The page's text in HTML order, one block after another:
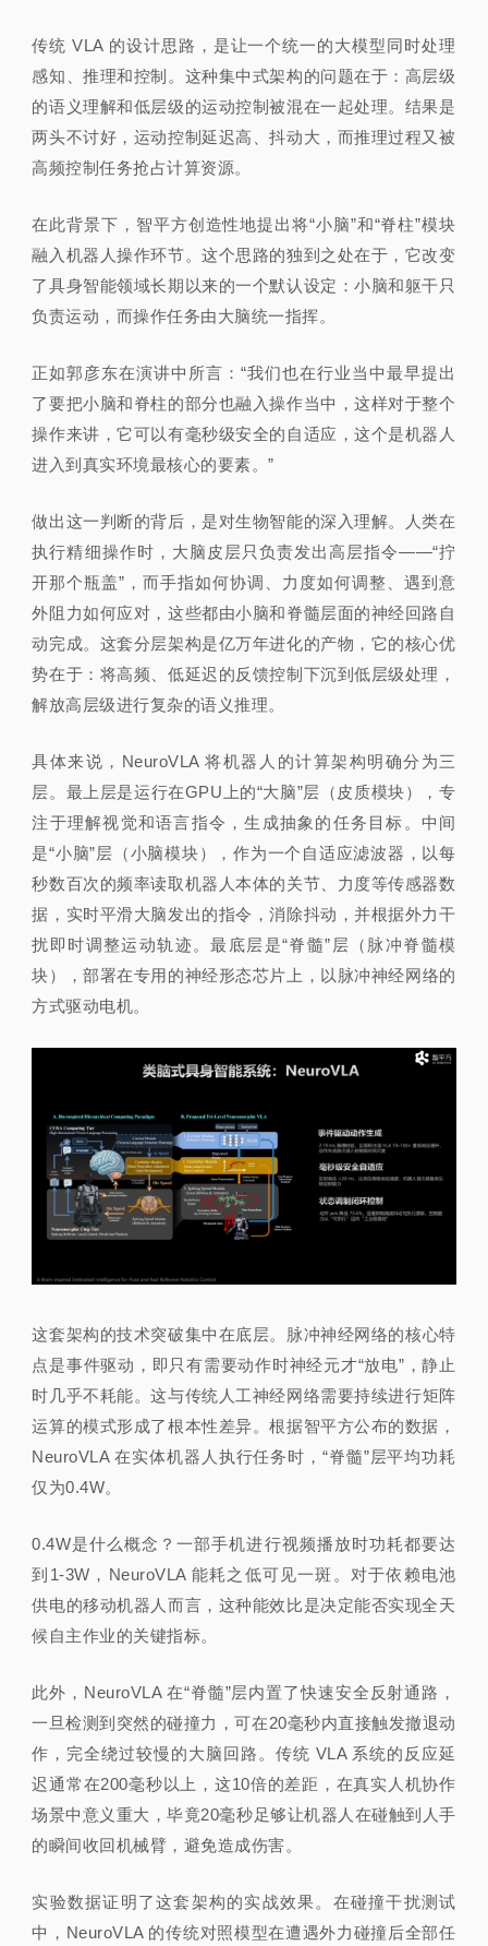
传统 VLA 的设计思路，是让一个统一的大模型同时处理
感知、推理和控制。这种集中式架构的问题在于：高层级
的语义理解和低层级的运动控制被混在一起处理。结果是
两头不讨好，运动控制延迟高、抖动大，而推理过程又被
高频控制任务抢占计算资源。
在此背景下，智平方创造性地提出将“小脑”和“脊柱”模块
融入机器人操作环节。这个思路的独到之处在于，它改变
了具身智能领域长期以来的一个默认设定：小脑和躯干只
负责运动，而操作任务由大脑统一指挥。
正如郭彦东在演讲中所言：“我们也在行业当中最早提出
了要把小脑和脊柱的部分也融入操作当中，这样对于整个
操作来讲，它可以有毫秒级安全的自适应，这个是机器人
进入到真实环境最核心的要素。”
做出这一判断的背后，是对生物智能的深入理解。人类在
执行精细操作时，大脑皮层只负责发出高层指令——“拧
开那个瓶盖”，而手指如何协调、力度如何调整、遇到意
外阻力如何应对，这些都由小脑和脊髓层面的神经回路自
动完成。这套分层架构是亿万年进化的产物，它的核心优
势在于：将高频、低延迟的反馈控制下沉到低层级处理，
解放高层级进行复杂的语义推理。
具体来说，NeuroVLA 将机器人的计算架构明确分为三
层。最上层是运行在GPU上的“大脑”层（皮质模块），专
注于理解视觉和语言指令，生成抽象的任务目标。中间
是“小脑”层（小脑模块），作为一个自适应滤波器，以每
秒数百次的频率读取机器人本体的关节、力度等传感器数
据，实时平滑大脑发出的指令，消除抖动，并根据外力干
扰即时调整运动轨迹。最底层是“脊髓”层 （脉冲脊髓模
块），部署在专用的神经形态芯片上，以脉冲神经网络的
方式驱动电机。
这套架构的技术突破集中在底层。脉冲神经网络的核心特
点是事件驱动，即只有需要动作时神经元才“放电”，静止
时几乎不耗能。这与传统人工神经网络需要持续进行矩阵
运算的模式形成了根本性差异。根据智平方公布的数据，
NeuroVLA 在实体机器人执行任务时，“脊髓”层平均功耗
仅为0.4W。
0.4W是什么概念？一部手机进行视频播放时功耗都要达
到1-3W，NeuroVLA 能耗之低可见一斑。对于依赖电池
供电的移动机器人而言，这种能效比是决定能否实现全天
候自主作业的关键指标。
此外，NeuroVLA 在“脊髓”层内置了快速安全反射通路，
一旦检测到突然的碰撞力，可在20毫秒内直接触发撤退动
作，完全绕过较慢的大脑回路。传统 VLA 系统的反应延
迟通常在200毫秒以上，这10倍的差距，在真实人机协作
场景中意义重大，毕竟20毫秒足够让机器人在碰触到人手
的瞬间收回机械臂，避免造成伤害。
实验数据证明了这套架构的实战效果。在碰撞干扰测试
中，NeuroVLA 的传统对照模型在遭遇外力碰撞后全部任